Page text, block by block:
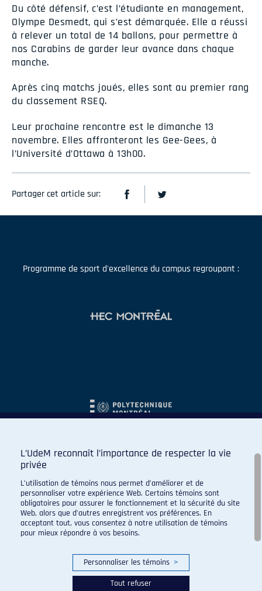
Du côté défensif, c’est l’étudiante en management,
Olympe Desmedt, qui s’est démarquée. Elle a réussi
à relever un total de 14 ballons, pour permettre à
nos Carabins de garder leur avance dans chaque
manche.
Après cinq matchs joués, elles sont au premier rang
du classement RSEQ.
Leur prochaine rencontre est le dimanche 13
novembre. Elles affronteront les Gee-Gees, à
l’Université d’Ottawa à 13h00.
Partager cet article sur:
Programme de sport d'excellence du campus regroupant :
L’UdeM reconnaît l’importance de respecter la vie
privée
L’utilisation de témoins nous permet d’améliorer et de
personnaliser votre expérience Web. Certains témoins sont
obligatoires pour assurer le fonctionnement et la sécurité du site
Web, alors que d’autres enregistrent vos préférences. En
acceptant tout, vous consentez à notre utilisation de témoins
pour mieux répondre à vos besoins.
Personnaliser les témoins >
Tout refuser